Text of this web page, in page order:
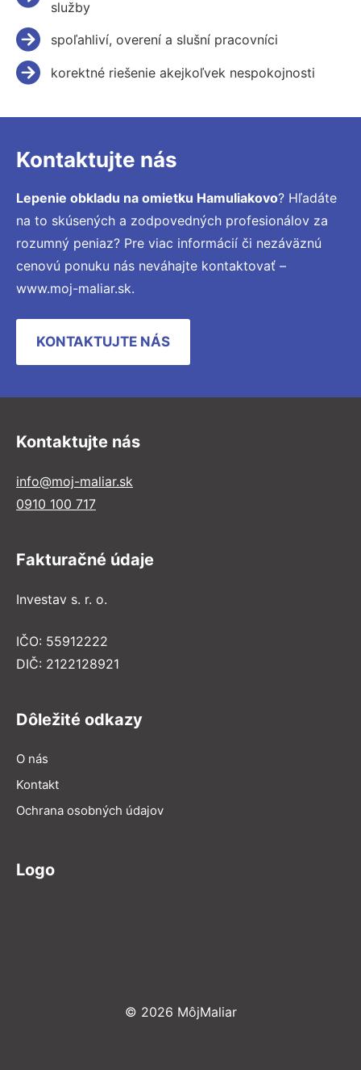
služby
spoľahliví, overení a slušní pracovníci
korektné riešenie akejkoľvek nespokojnosti
Kontaktujte nás
Lepenie obkladu na omietku Hamuliakovo? Hľadáte
na to skúsených a zodpovedných profesionálov za
rozumný peniaz? Pre viac informácií či nezáväznú
cenovú ponuku nás neváhajte kontaktovať –
www.moj-maliar.sk.
KONTAKTUJTE NÁS
Kontaktujte nás
info@moj-maliar.sk
0910 100 717
Fakturačné údaje
Investav s. r. o.
IČO: 55912222
DIČ: 2122128921
Dôležité odkazy
O nás
Kontakt
Ochrana osobných údajov
Logo
© 2026 MôjMaliar